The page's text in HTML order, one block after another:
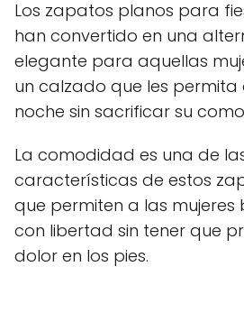
Los zapatos planos para
han convertido en una
elegante para aquellas
un calzado que les
noche sin sacrificar su
La comodidad es una de
características de estos
que permiten a las mujeres
con libertad sin tener que
dolor en los pies.